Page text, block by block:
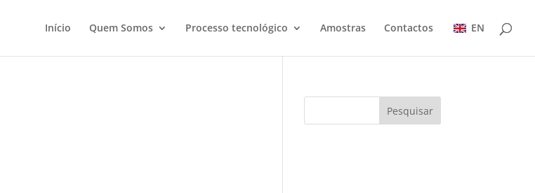
Início Quem Somos Processo tecnológico Amostras Contactos EN
Pesquisar